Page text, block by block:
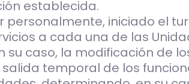
establecida.
personalmente, iniciado el
a cada una de las
su caso, la modificación de
salida temporal de los